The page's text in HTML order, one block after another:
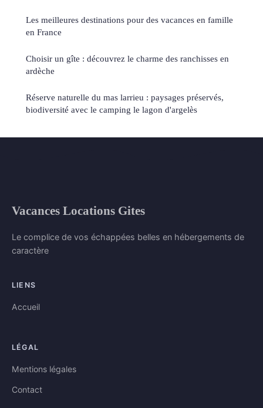
Les meilleures destinations pour des vacances en famille
en France
Choisir un gîte : découvrez le charme des ranchisses en
ardèche
Réserve naturelle du mas larrieu : paysages préservés,
biodiversité avec le camping le lagon d'argelès
Vacances Locations Gites
Le complice de vos échappées belles en hébergements de
caractère
LIENS
Accueil
LÉGAL
Mentions légales
Contact